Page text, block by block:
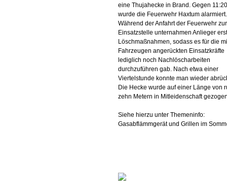
eine Thujahecke in Brand. Gegen
wurde die Feuerwehr Haxtum alarmiert.
Während der Anfahrt der Feuerwehr zur
Einsatzstelle unternahmen Anlieger
Löschmaßnahmen, sodass es für die
Fahrzeugen angerückten Einsatzkräfte
lediglich noch Nachlöscharbeiten
durchzuführen gab. Nach etwa einer
Viertelstunde konnte man wieder
Die Hecke wurde auf einer Länge von
zehn Metern in Mitleidenschaft
Siehe hierzu unter Themeninfo:
Gasabflämmgerät und Grillen im